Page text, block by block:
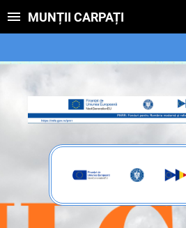
MUNȚII CARPAȚI